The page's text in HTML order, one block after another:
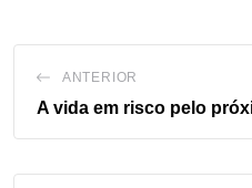
ANTERIOR
A vida em risco pelo